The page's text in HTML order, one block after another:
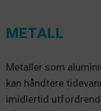
METALL
Metaller som
kan håndtere
imidlertid